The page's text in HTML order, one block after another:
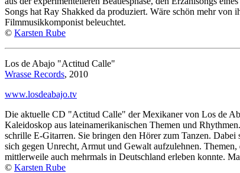
Songs hat Ray Shakked da produziert. Wäre schön mehr
Filmmusikkomponist beleuchtet.
© Karsten Rube
Los de Abajo "Actitud Calle"
Wrasse Records, 2010
www.losdeabajo.tv
Die aktuelle CD "Actitud Calle" der Mexikaner von Los de
Kaleidoskop aus lateinamerikanischen Themen und
schrille E-Gitarren. Sie bringen den Hörer zum Tanzen.
sich gegen Unrecht, Armut und Gewalt aufzulehnen.
mittlerweile auch mehrmals in Deutschland erleben konnte.
© Karsten Rube